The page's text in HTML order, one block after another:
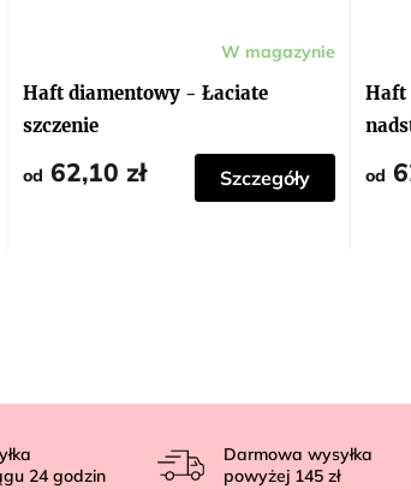
Haft diamentowy - Łaciate
szczenie
W magazynie
od 62,10 zł Szczegóły
Haft
od
24 godzin
Darmowa wysyłka
powyżej 145 zł